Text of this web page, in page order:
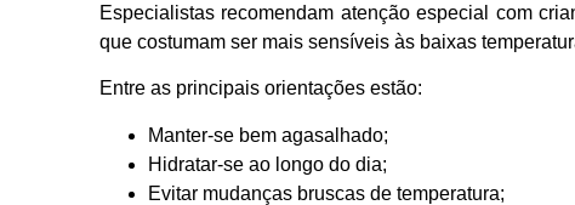
Especialistas recomendam atenção especial com
que costumam ser mais sensíveis às baixas
Entre as principais orientações estão:
Manter-se bem agasalhado;
Hidratar-se ao longo do dia;
Evitar mudanças bruscas de temperatura;